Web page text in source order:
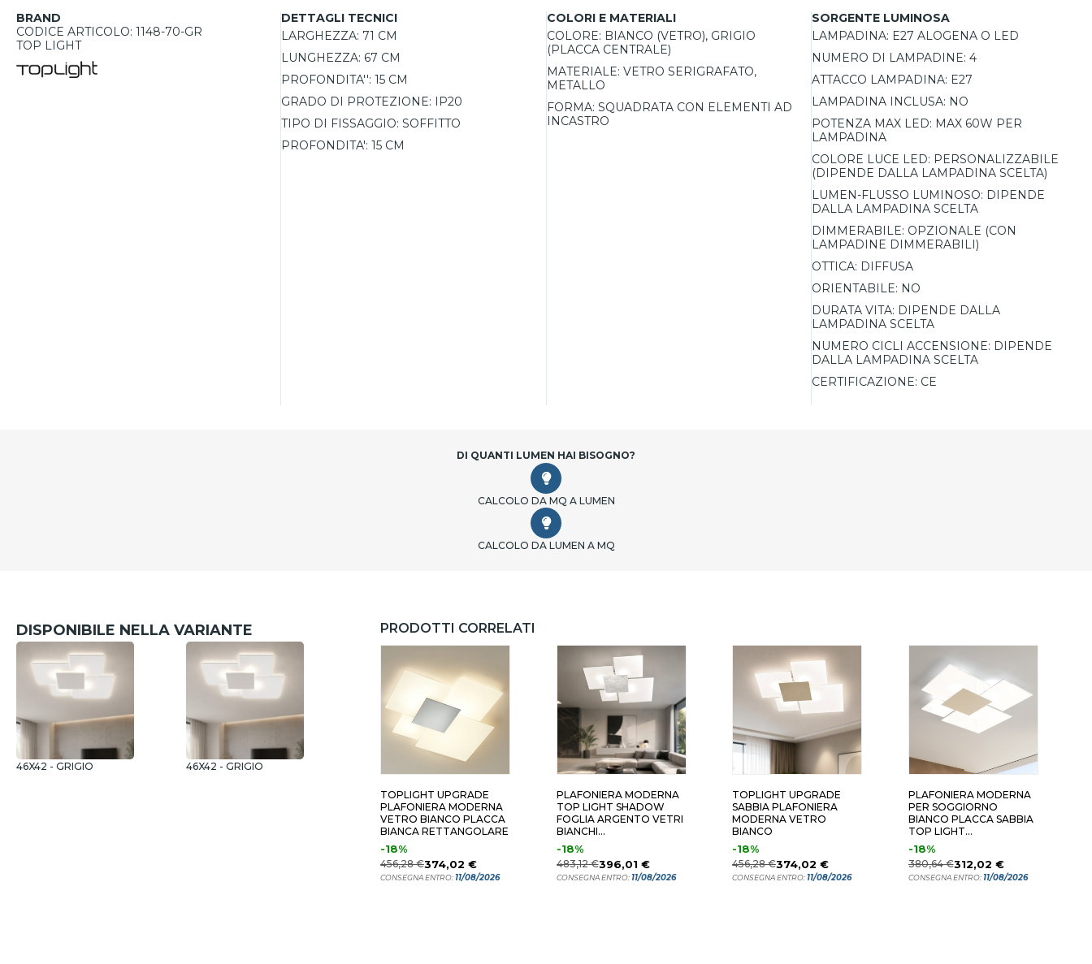
contemporanei, garantendo un’illuminazione elegante e diffusa. La possibilità di scegliere tra diverse dimensioni o colori per la placca centrale (bianco, sabbia,
marrone, grigio, grigio antracite, foglia oro, foglia rame, foglia argento) consente di personalizzare la plafoniera in base al proprio stile. Compatibile con 4 lampadine
E27 fino a 60W, consente l'uso di soluzioni alogene o LED per un'illuminazione ottimale.
BRAND
CODICE ARTICOLO: 1148-70-GR
TOP LIGHT
DETTAGLI TECNICI
LARGHEZZA: 71 CM
LUNGHEZZA: 67 CM
PROFONDITA'': 15 CM
GRADO DI PROTEZIONE: IP20
TIPO DI FISSAGGIO: SOFFITTO
PROFONDITA': 15 CM
COLORI E MATERIALI
COLORE: BIANCO (VETRO), GRIGIO
(PLACCA CENTRALE)
MATERIALE: VETRO SERIGRAFATO,
METALLO
FORMA: SQUADRATA CON ELEMENTI AD
INCASTRO
SORGENTE LUMINOSA
LAMPADINA: E27 ALOGENA O LED
NUMERO DI LAMPADINE: 4
ATTACCO LAMPADINA: E27
LAMPADINA INCLUSA: NO
POTENZA MAX LED: MAX 60W PER
LAMPADINA
COLORE LUCE LED: PERSONALIZZABILE
(DIPENDE DALLA LAMPADINA SCELTA)
LUMEN-FLUSSO LUMINOSO: DIPENDE
DALLA LAMPADINA SCELTA
DIMMERABILE: OPZIONALE (CON
LAMPADINE DIMMERABILI)
OTTICA: DIFFUSA
ORIENTABILE: NO
DURATA VITA: DIPENDE DALLA
LAMPADINA SCELTA
NUMERO CICLI ACCENSIONE: DIPENDE
DALLA LAMPADINA SCELTA
CERTIFICAZIONE: CE
DI QUANTI LUMEN HAI BISOGNO?
CALCOLO DA MQ A LUMEN
CALCOLO DA LUMEN A MQ
DISPONIBILE NELLA VARIANTE
46X42 - GRIGIO 46X42 - GRIGIO 91X86 - GRIGIO
PRODOTTI CORRELATI
TOPLIGHT UPGRADE
PLAFONIERA MODERNA
VETRO BIANCO PLACCA
BIANCA RETTANGOLARE
-18%
456,28 €374,02 €
CONSEGNA ENTRO:11/08/2026
PLAFONIERA MODERNA
TOP LIGHT SHADOW
FOGLIA ARGENTO VETRI
BIANCHI
RETTANGOLARE
-18%
483,12 €396,01 €
CONSEGNA ENTRO:11/08/2026
TOPLIGHT UPGRADE
SABBIA PLAFONIERA
MODERNA VETRO
BIANCO
-18%
456,28 €374,02 €
CONSEGNA ENTRO:11/08/2026
PLAFONIERA MODERNA
PER SOGGIORNO
BIANCO PLACCA SABBIA
TOP LIGHT
RETTANGOLARE
-18%
380,64 €312,02 €
CONSEGNA ENTRO:11/08/2026